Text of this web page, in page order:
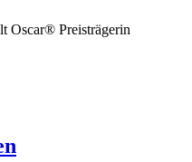
Oscar® Preisträgerin